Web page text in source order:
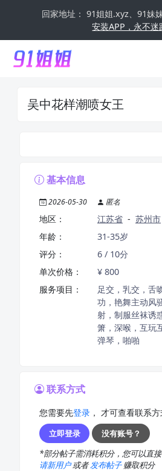
回家地址： 91姐姐.xyz、91妹
安装APP，永不迷
吴中花样潮喷女王
基本信息
2026-05-30 匿名
地区： 江苏省 - 苏州市
年龄：
31-35岁
评分：
6 / 10分
单次价格：
¥ 800
服务项目：
足交，乳交，舌
功，艳舞主动风
射，制服丝袜诱
箫，深喉，互玩
弹琴，啪啪
联系方式
您需要先登录 ， 才可查看联系
立即登录
没有账号？
*部分帖子需消耗积分，您可以直接
请新用户或者发布帖子赚取积分